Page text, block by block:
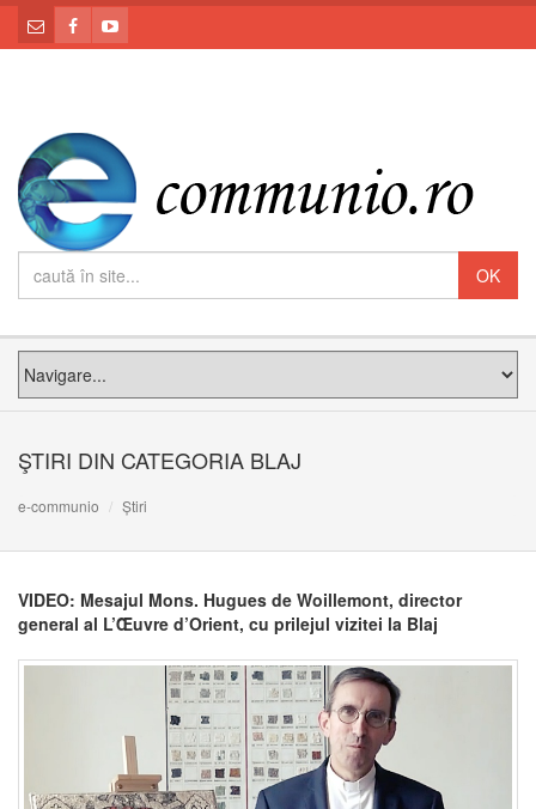
ŞTIRI DIN CATEGORIA BLAJ
e-communio Știri
VIDEO: Mesajul Mons. Hugues de Woillemont, director
general al L’Œuvre d’Orient, cu prilejul vizitei la Blaj